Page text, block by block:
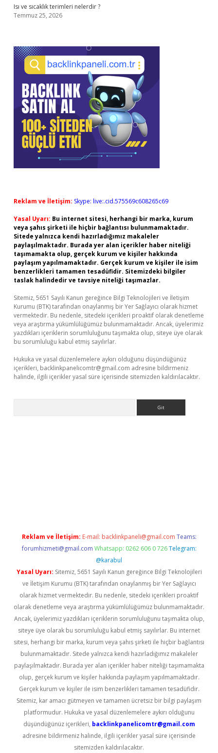
Isı ve sıcaklık terimleri nelerdir ?
Temmuz 25, 2026
Reklam ve İletişim: Skype: live:.cid.575569c608265c69
Yasal Uyarı: Bu internet sitesi, herhangi bir marka, kurum
veya şahıs şirketi ile hiçbir bağlantısı bulunmamaktadır.
Sitede yalnızca kendi hazırladığımız makaleler
paylaşılmaktadır. Burada yer alan içerikler haber niteliği
taşımamakta olup, gerçek kurum ve kişiler hakkında
paylaşım yapılmamaktadır. Gerçek kurum ve kişiler ile isim
benzerlikleri tamamen tesadüfidir. Sitemizdeki bilgiler
taslak halindedir ve tavsiye niteliği taşımazlar.
Sitemiz, 5651 Sayılı Kanun gereğince Bilgi Teknolojileri ve İletişim
Kurumu (BTK) tarafından onaylanmış bir Yer Sağlayıcı olarak hizmet
vermektedir. Bu nedenle, sitedeki içerikleri proaktif olarak denetleme
veya araştırma yükümlülüğümüz bulunmamaktadır. Ancak, üyelerimiz
yazdıkları içeriklerin sorumluluğunu taşımakta olup, siteye üye olarak
bu sorumluluğu kabul etmiş sayılırlar.
Hukuka ve yasal düzenlemelere aykırı olduğunu düşündüğünüz
içerikleri, backlinkpanelicomtr@gmail.com adresine bildirmeniz
halinde, ilgili içerikler yasal süre içerisinde sitemizden kaldırılacaktır.
Reklam ve İletişim: E-mail: backlinkpaneli@gmail.com Teams:
forumhizmeti@gmail.com Whatsapp: 0262 606 0 726 Telegram:
@karabul
Yasal Uyarı: Sitemiz, 5651 Sayılı Kanun gereğince Bilgi Teknolojileri
ve İletişim Kurumu (BTK) tarafından onaylanmış bir Yer Sağlayıcı
olarak hizmet vermektedir. Bu nedenle, sitedeki içerikleri proaktif
olarak denetleme veya araştırma yükümlülüğümüz bulunmamaktadır.
Ancak, üyelerimiz yazdıkları içeriklerin sorumluluğunu taşımakta olup,
siteye üye olarak bu sorumluluğu kabul etmiş sayılırlar. Bu internet
sitesi, herhangi bir marka, kurum veya şahıs şirketi ile hiçbir bağlantısı
bulunmamaktadır. Sitede yalnızca kendi hazırladığımız makaleler
paylaşılmaktadır. Burada yer alan içerikler haber niteliği taşımamakta
olup, gerçek kurum ve kişiler hakkında paylaşım yapılmamaktadır.
Gerçek kurum ve kişiler ile isim benzerlikleri tamamen tesadüfidir.
Sitemiz, kar amacı gütmeyen ve tamamen ücretsiz bir bilgi paylaşım
platformudur. Hukuka ve yasal düzenlemelere aykırı olduğunu
düşündüğünüz içerikleri, backlinkpanelicomtr@gmail.com
adresine bildirmeniz halinde, ilgili içerikler yasal süre içerisinde
sitemizden kaldırılacaktır.